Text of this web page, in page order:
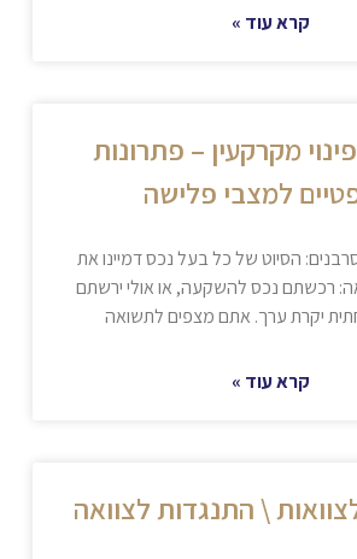
קרא עוד »
מקרקעין – פתרונות
למצבי פלישה
סרבנים: הסיוט של כל בעל נכס דמיינו את
רכשתם נכס להשקעה, או אולי ירשתם
יקרת ערך. אתם מצפים לתשואה
קרא עוד »
\ התנגדות לצוואה